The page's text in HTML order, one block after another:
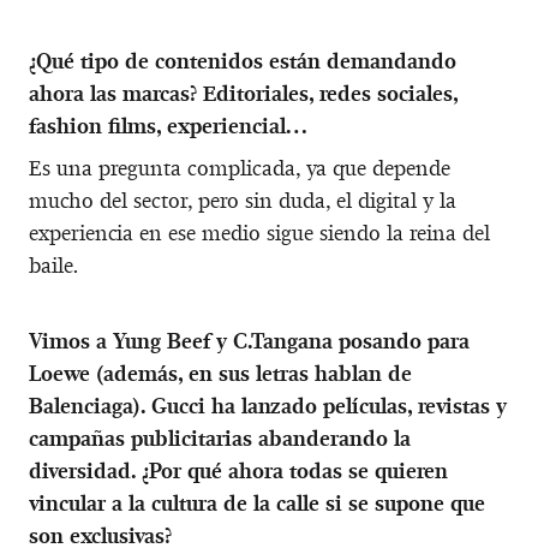
¿Qué tipo de contenidos están demandando
ahora las marcas? Editoriales, redes sociales,
fashion films, experiencial…
Es una pregunta complicada, ya que depende
mucho del sector, pero sin duda, el digital y la
experiencia en ese medio sigue siendo la reina del
baile.
Vimos a Yung Beef y C.Tangana posando para
Loewe (además, en sus letras hablan de
Balenciaga). Gucci ha lanzado películas, revistas y
campañas publicitarias abanderando la
diversidad. ¿Por qué ahora todas se quieren
vincular a la cultura de la calle si se supone que
son exclusivas?